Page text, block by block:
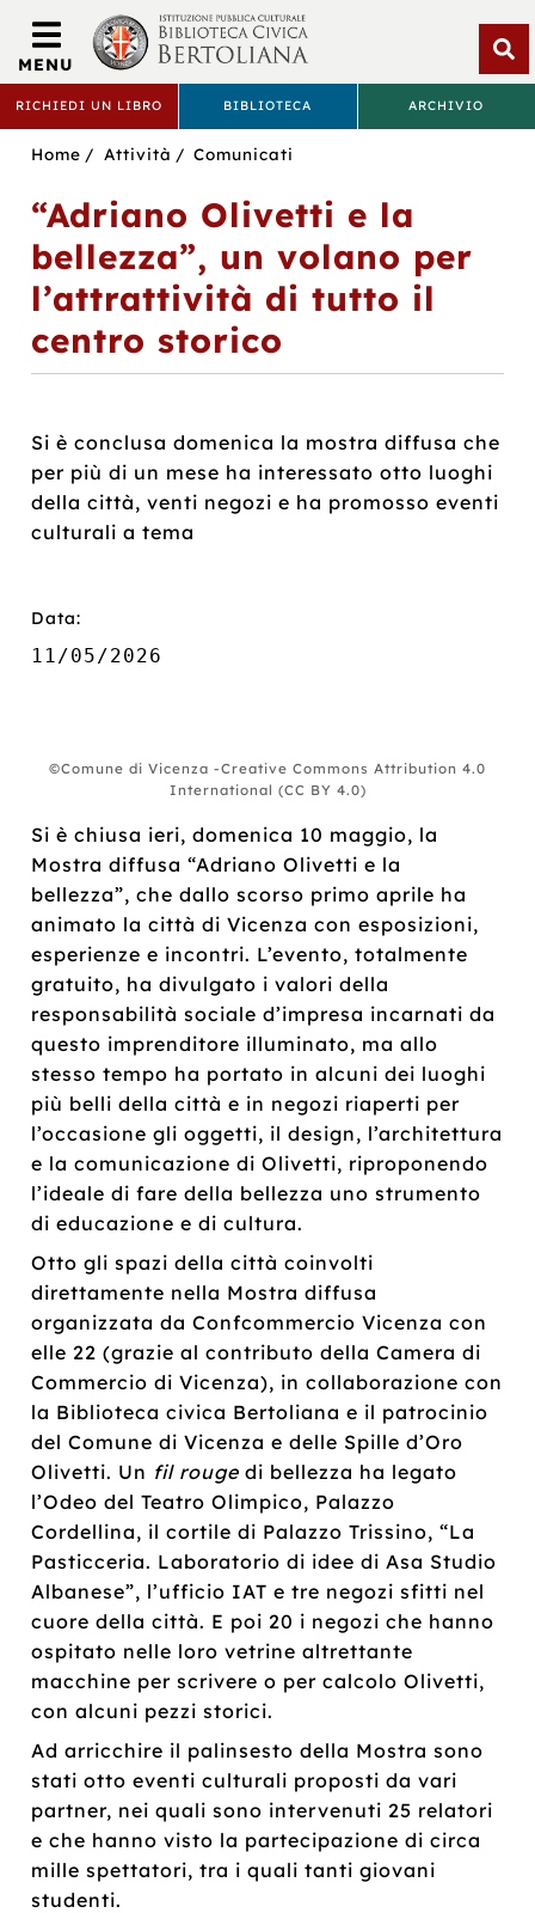
BIBLIOTECA
BERTOLIANA
RICHIEDI UN LIBRO BIBLIOTECA ARCHIVIO
MENU
Bertoliana
Sei
Home Attività Comunicati
“Adriano Olivetti e la
bellezza”, un volano per
l’attrattività di tutto il
centro storico
Si è conclusa domenica la mostra diffusa che
per più di un mese ha interessato otto luoghi
della città, venti negozi e ha promosso eventi
culturali a tema
Data:
11/05/2026
©Comune di Vicenza -Creative Commons Attribution 4.0
International (CC BY 4.0)
Si è chiusa ieri, domenica 10 maggio, la
Mostra diffusa “Adriano Olivetti e la
bellezza”, che dallo scorso primo aprile ha
animato la città di Vicenza con esposizioni,
esperienze e incontri. L’evento, totalmente
gratuito, ha divulgato i valori della
responsabilità sociale d’impresa incarnati da
questo imprenditore illuminato, ma allo
stesso tempo ha portato in alcuni dei luoghi
più belli della città e in negozi riaperti per
l’occasione gli oggetti, il design, l’architettura
e la comunicazione di Olivetti, riproponendo
l’ideale di fare della bellezza uno strumento
di educazione e di cultura.
Otto gli spazi della città coinvolti
direttamente nella Mostra diffusa
organizzata da Confcommercio Vicenza con
elle 22 (grazie al contributo della Camera di
Commercio di Vicenza), in collaborazione con
la Biblioteca civica Bertoliana e il patrocinio
del Comune di Vicenza e delle Spille d’Oro
Olivetti. Un fil rouge di bellezza ha legato
l’Odeo del Teatro Olimpico, Palazzo
Cordellina, il cortile di Palazzo Trissino, “La
Pasticceria. Laboratorio di idee di Asa Studio
Albanese”, l’ufficio IAT e tre negozi sfitti nel
cuore della città. E poi 20 i negozi che hanno
ospitato nelle loro vetrine altrettante
macchine per scrivere o per calcolo Olivetti,
con alcuni pezzi storici.
Ad arricchire il palinsesto della Mostra sono
stati otto eventi culturali proposti da vari
partner, nei quali sono intervenuti 25 relatori
e che hanno visto la partecipazione di circa
mille spettatori, tra i quali tanti giovani
studenti.